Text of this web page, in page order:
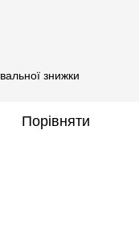
знижки
Порівняти